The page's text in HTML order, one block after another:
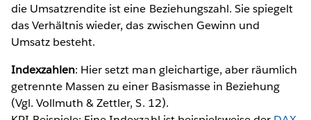
die Umsatzrendite ist eine Beziehungszahl. Sie spiegelt
das Verhältnis wieder, das zwischen Gewinn und
Umsatz besteht.
Indexzahlen: Hier setzt man gleichartige, aber räumlich
getrennte Massen zu einer Basismasse in Beziehung
(Vgl. Vollmuth & Zettler, S. 12).